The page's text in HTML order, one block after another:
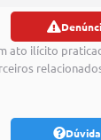
ato ilícito
Dúvida